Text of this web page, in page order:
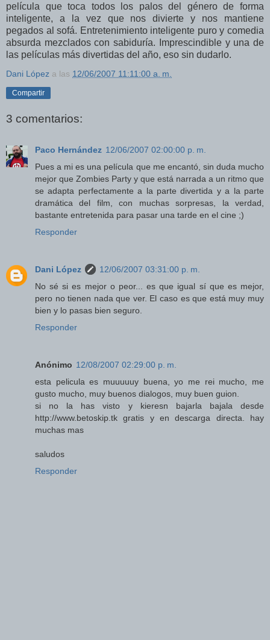
película que toca todos los palos del género de forma
inteligente, a la vez que nos divierte y nos mantiene
pegados al sofá. Entretenimiento inteligente puro y comedia
absurda mezclados con sabiduría. Imprescindible y una de
las películas más divertidas del año, eso sin dudarlo.
Dani López a las 12/06/2007 11:11:00 a. m.
Compartir
3 comentarios:
Paco Hernández 12/06/2007 02:00:00 p. m.
Pues a mi es una película que me encantó, sin duda mucho
mejor que Zombies Party y que está narrada a un ritmo que
se adapta perfectamente a la parte divertida y a la parte
dramática del film, con muchas sorpresas, la verdad,
bastante entretenida para pasar una tarde en el cine ;)
Responder
Dani López
12/06/2007 03:31:00 p. m.
No sé si es mejor o peor... es que igual sí que es mejor,
pero no tienen nada que ver. El caso es que está muy muy
bien y lo pasas bien seguro.
Responder
Anónimo 12/08/2007 02:29:00 p. m.
esta pelicula es muuuuuy buena, yo me rei mucho, me
gusto mucho, muy buenos dialogos, muy buen guion.
si no la has visto y kieresn bajarla bajala desde
http://www.betoskip.tk gratis y en descarga directa. hay
muchas mas
saludos
Responder